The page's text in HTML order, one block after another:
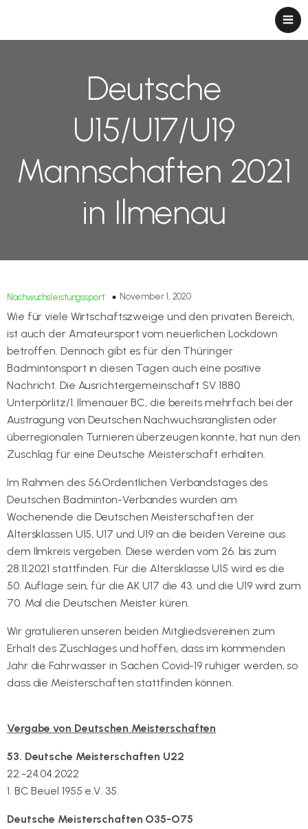
Deutsche
U15/U17/U19
Mannschaften 2021
in Ilmenau
Nachwuchsleistungssport November 1, 2020
Wie für viele Wirtschaftszweige und den privaten Bereich,
ist auch der Amateursport vom neuerlichen Lockdown
betroffen. Dennoch gibt es für den Thüringer
Badmintonsport in diesen Tagen auch eine positive
Nachricht. Die Ausrichtergemeinschaft SV 1880
Unterpörlitz/1. Ilmenauer BC, die bereits mehrfach bei der
Austragung von Deutschen Nachwuchsranglisten oder
überregionalen Turnieren überzeugen konnte, hat nun den
Zuschlag für eine Deutsche Meisterschaft erhalten.
Im Rahmen des 56.Ordentlichen Verbandstages des
Deutschen Badminton-Verbandes wurden am
Wochenende die Deutschen Meisterschaften der
Altersklassen U15, U17 und U19 an die beiden Vereine aus
dem Ilmkreis vergeben. Diese werden vom 26. bis zum
28.11.2021 stattfinden. Für die Altersklasse U15 wird es die
50. Auflage sein, für die AK U17 die 43. und die U19 wird zum
70. Mal die Deutschen Meister küren.
Wir gratulieren unseren beiden Mitgliedsvereinen zum
Erhalt des Zuschlages und hoffen, dass im kommenden
Jahr die Fahrwasser in Sachen Covid-19 ruhiger werden, so
dass die Meisterschaften stattfinden können.
Vergabe von Deutschen Meisterschaften
53. Deutsche Meisterschaften U22
22.-24.04.2022
1. BC Beuel 1955 e.V. 35.
Deutsche Meisterschaften O35-O75